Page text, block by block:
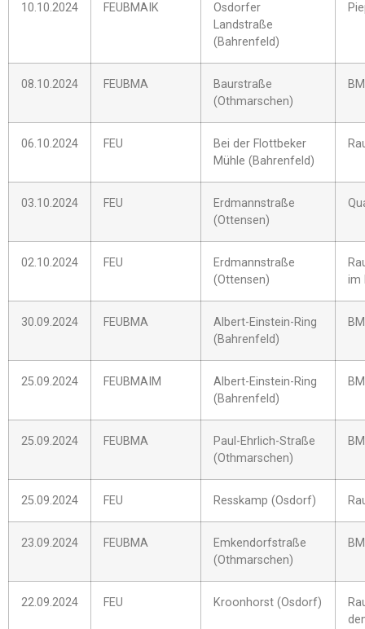
10.10.2024 FEUBMAIK
Osdorfer
Landstraße
(Bahrenfeld)
08.10.2024 FEUBMA
Baurstraße
(Othmarschen)
06.10.2024 FEU
Bei der Flottbeker
Mühle (Bahrenfeld)
03.10.2024 FEU
Erdmannstraße
(Ottensen)
02.10.2024 FEU
Erdmannstraße
(Ottensen)
im
30.09.2024 FEUBMA
Albert-Einstein-Ring
(Bahrenfeld)
25.09.2024 FEUBMAIM
Albert-Einstein-Ring
(Bahrenfeld)
25.09.2024 FEUBMA
Paul-Ehrlich-Straße
(Othmarschen)
25.09.2024 FEU Resskamp (Osdorf)
23.09.2024 FEUBMA
Emkendorfstraße
(Othmarschen)
22.09.2024 FEU Kroonhorst (Osdorf)